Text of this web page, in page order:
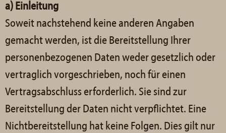
a) Einleitung
Soweit nachstehend keine anderen Angaben
gemacht werden, ist die Bereitstellung Ihrer
personenbezogenen Daten weder gesetzlich oder
vertraglich vorgeschrieben, noch für einen
Vertragsabschluss erforderlich. Sie sind zur
Bereitstellung der Daten nicht verpflichtet. Eine
Nichtbereitstellung hat keine Folgen. Dies gilt nur